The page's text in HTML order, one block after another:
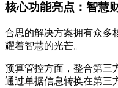
核心功能亮点：智慧
合思的解决方案拥有众多
耀着智慧的光芒。
预算管控方面，整合第三
通过单据信息转换在第三